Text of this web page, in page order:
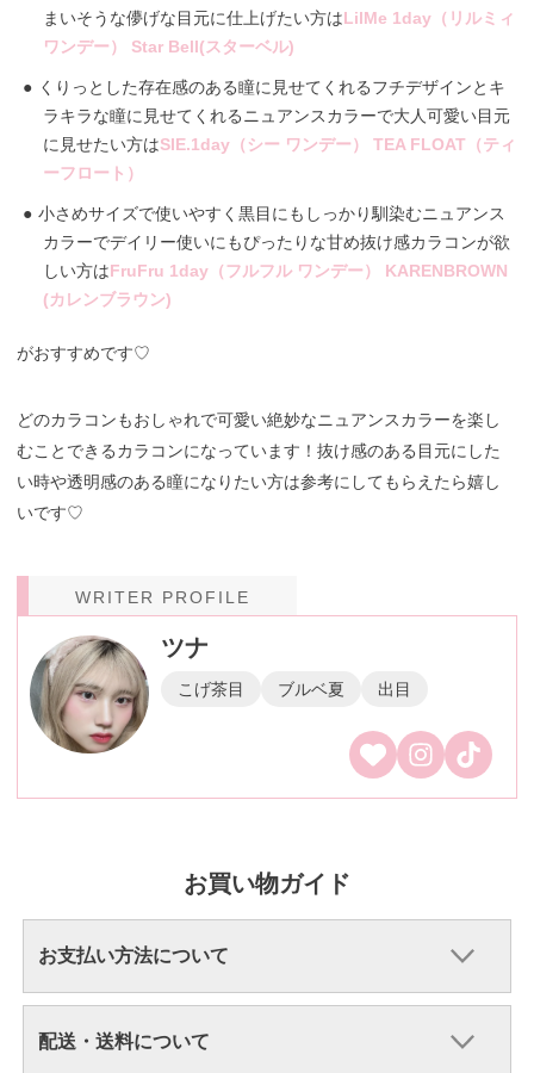
まいそうな儚げな目元に仕上げたい方はLilMe 1day（リルミィ
ワンデー） Star Bell(スターベル)
くりっとした存在感のある瞳に見せてくれるフチデザインとキ
ラキラな瞳に見せてくれるニュアンスカラーで大人可愛い目元
に見せたい方はSIE.1day（シー ワンデー） TEA FLOAT（ティ
ーフロート）
小さめサイズで使いやすく黒目にもしっかり馴染むニュアンス
カラーでデイリー使いにもぴったりな甘め抜け感カラコンが欲
しい方はFruFru 1day（フルフル ワンデー） KARENBROWN
(カレンブラウン)
がおすすめです♡
どのカラコンもおしゃれで可愛い絶妙なニュアンスカラーを楽し
むことできるカラコンになっています！抜け感のある目元にした
い時や透明感のある瞳になりたい方は参考にしてもらえたら嬉し
いです♡
WRITER PROFILE
ツナ
こげ茶目 ブルベ夏 出目
お買い物ガイド
お支払い方法について
配送・送料について